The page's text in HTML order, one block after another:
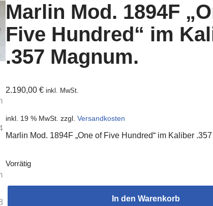
Marlin Mod. 1894F
Five Hundred“ im
.357 Magnum.
2.190,00€ inkl. MwSt.
inkl. 19 % MwSt. zzgl.Versandkosten
Marlin Mod. 1894F „One of Five Hundred“ im Kaliber
Vorrätig
In den Warenkorb